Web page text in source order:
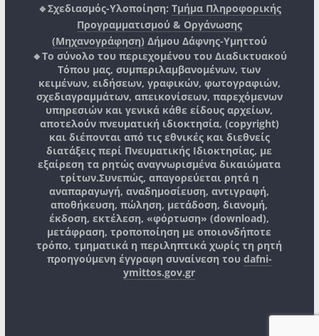
🔹Σχεδιασμός-Υλοποίηση: Τμήμα Πληροφορικής
Προγραμματισμού & Οργάνωσης
(Μηχανογράφηση) Δήμου Δάφνης-Υμηττού
🔸Το σύνολο του περιεχομένου του Διαδικτυακού
Τόπου μας, συμπεριλαμβανομένων, των
κειμένων, ειδήσεων, γραφικών, φωτογραφιών,
σχεδιαγραμμάτων, απεικονίσεων, παρεχόμενων
υπηρεσιών και γενικά κάθε είδους αρχείων,
αποτελούν πνευματική ιδιοκτησία, (copyright)
και διέπονται από τις εθνικές και διεθνείς
διατάξεις περί Πνευματικής Ιδιοκτησίας, με
εξαίρεση τα ρητώς αναγνωρισμένα δικαιώματα
τρίτων.Συνεπώς, απαγορεύεται ρητά η
αναπαραγωγή, αναδημοσίευση, αντιγραφή,
αποθήκευση, πώληση, μετάδοση, διανομή,
έκδοση, εκτέλεση, «φόρτωση» (download),
μετάφραση, τροποποίηση με οποιονδήποτε
τρόπο, τμηματικά η περιληπτικά χωρίς τη ρητή
προηγούμενη έγγραφη συναίνεση του dafni-
ymittos.gov.gr